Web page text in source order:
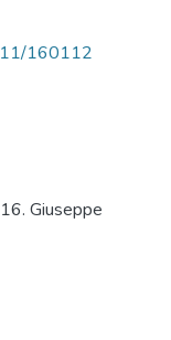
160112
Giuseppe